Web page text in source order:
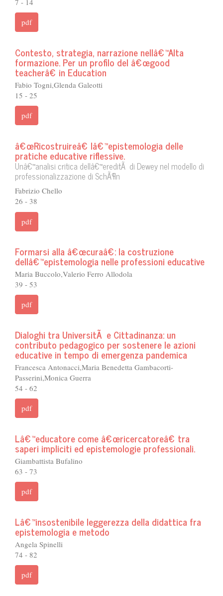
pdf
Contesto, strategia, narrazione nellâ€™Alta
formazione. Per un profilo del â€œgood
teacherâ€ in Education
Fabio Togni,Glenda Galeotti
15 - 25
pdf
â€œRicostruireâ€ lâ€™epistemologia delle
pratiche educative riflessive.
Unâ€™analisi critica dellâ€™ereditÃ di Dewey nel modello di
professionalizzazione di SchÃ¶n
Fabrizio Chello
26 - 38
pdf
Formarsi alla â€œcuraâ€: la costruzione
dellâ€™epistemologia nelle professioni educative
Maria Buccolo,Valerio Ferro Allodola
39 - 53
pdf
Dialoghi tra UniversitÃ e Cittadinanza: un
contributo pedagogico per sostenere le azioni
educative in tempo di emergenza pandemica
Francesca Antonacci,Maria Benedetta Gambacorti-
Passerini,Monica Guerra
54 - 62
pdf
Lâ€™educatore come â€œricercatoreâ€ tra
saperi impliciti ed epistemologie professionali.
Giambattista Bufalino
63 - 73
pdf
Lâ€™insostenibile leggerezza della didattica fra
epistemologia e metodo
Angela Spinelli
74 - 82
pdf